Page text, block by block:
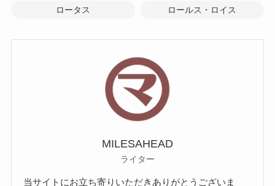
ロータス ロールス・ロイス
MILESAHEAD
ライター
当サイトにお立ち寄りいただきありがとうございま